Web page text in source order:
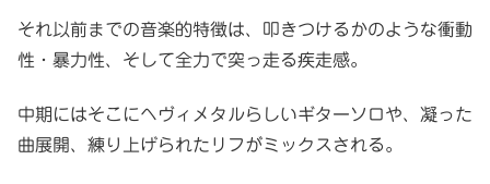
それ以前までの音楽的特徴は、叩きつけるかのような衝動
性・暴力性、そして全力で突っ走る疾走感。
中期にはそこにヘヴィメタルらしいギターソロや、凝った
曲展開、練り上げられたリフがミックスされる。